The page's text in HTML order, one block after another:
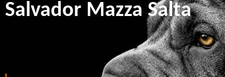
Salvador Mazza Salta